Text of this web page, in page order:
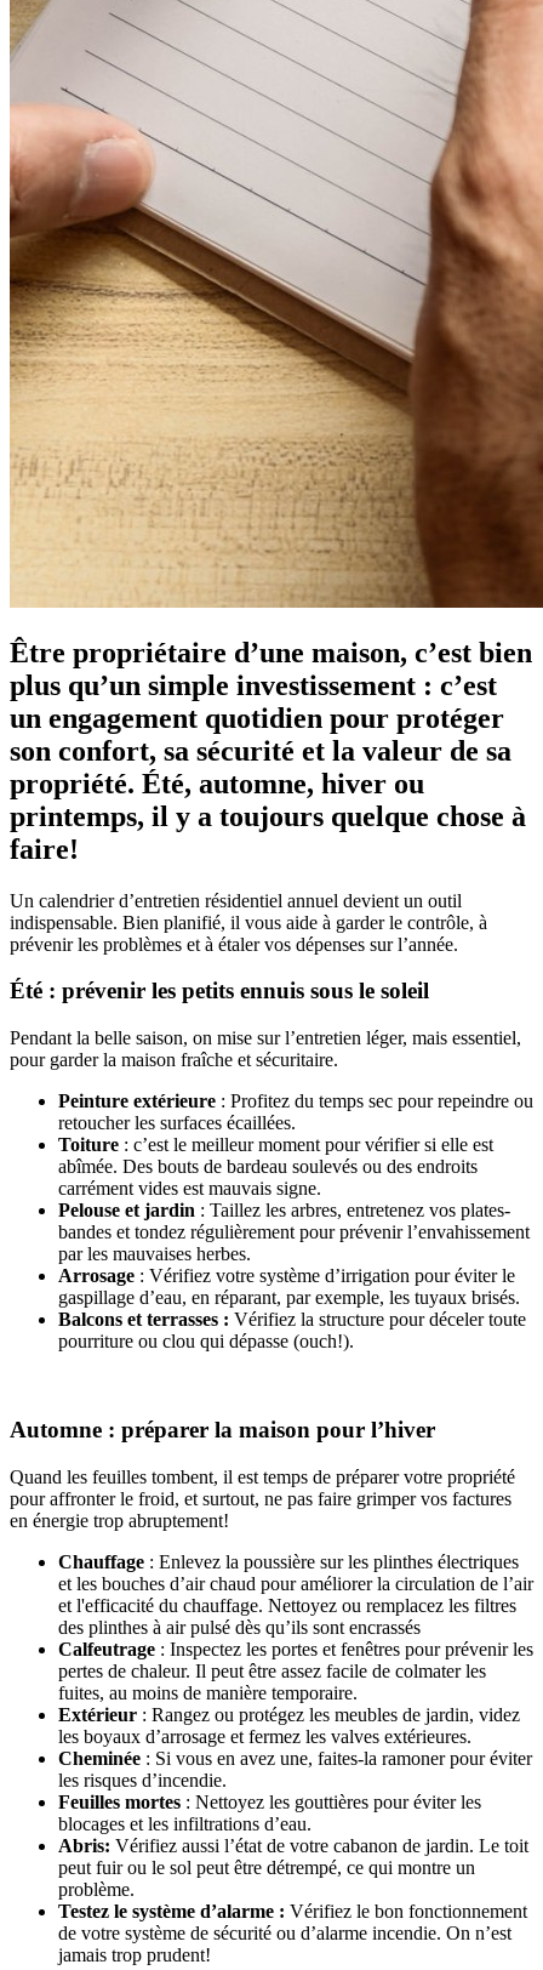
Être propriétaire d’une maison, c’est bien
plus qu’un simple investissement : c’est
un engagement quotidien pour protéger
son confort, sa sécurité et la valeur de sa
propriété. Été, automne, hiver ou
printemps, il y a toujours quelque chose à
faire!
Un calendrier d’entretien résidentiel annuel devient un outil
indispensable. Bien planifié, il vous aide à garder le contrôle, à
prévenir les problèmes et à étaler vos dépenses sur l’année.
Été : prévenir les petits ennuis sous le soleil
Pendant la belle saison, on mise sur l’entretien léger, mais essentiel,
pour garder la maison fraîche et sécuritaire.
Peinture extérieure : Profitez du temps sec pour repeindre ou
retoucher les surfaces écaillées.
Toiture : c’est le meilleur moment pour vérifier si elle est
abîmée. Des bouts de bardeau soulevés ou des endroits
carrément vides est mauvais signe.
Pelouse et jardin : Taillez les arbres, entretenez vos plates-
bandes et tondez régulièrement pour prévenir l’envahissement
par les mauvaises herbes.
Arrosage : Vérifiez votre système d’irrigation pour éviter le
gaspillage d’eau, en réparant, par exemple, les tuyaux brisés.
Balcons et terrasses : Vérifiez la structure pour déceler toute
pourriture ou clou qui dépasse (ouch!).
Automne : préparer la maison pour l’hiver
Quand les feuilles tombent, il est temps de préparer votre propriété
pour affronter le froid, et surtout, ne pas faire grimper vos factures
en énergie trop abruptement!
Chauffage : Enlevez la poussière sur les plinthes électriques
et les bouches d’air chaud pour améliorer la circulation de l’air
et l'efficacité du chauffage. Nettoyez ou remplacez les filtres
des plinthes à air pulsé dès qu’ils sont encrassés
Calfeutrage : Inspectez les portes et fenêtres pour prévenir les
pertes de chaleur. Il peut être assez facile de colmater les
fuites, au moins de manière temporaire.
Extérieur : Rangez ou protégez les meubles de jardin, videz
les boyaux d’arrosage et fermez les valves extérieures.
Cheminée : Si vous en avez une, faites-la ramoner pour éviter
les risques d’incendie.
Feuilles mortes : Nettoyez les gouttières pour éviter les
blocages et les infiltrations d’eau.
Abris: Vérifiez aussi l’état de votre cabanon de jardin. Le toit
peut fuir ou le sol peut être détrempé, ce qui montre un
problème.
Testez le système d’alarme : Vérifiez le bon fonctionnement
de votre système de sécurité ou d’alarme incendie. On n’est
jamais trop prudent!